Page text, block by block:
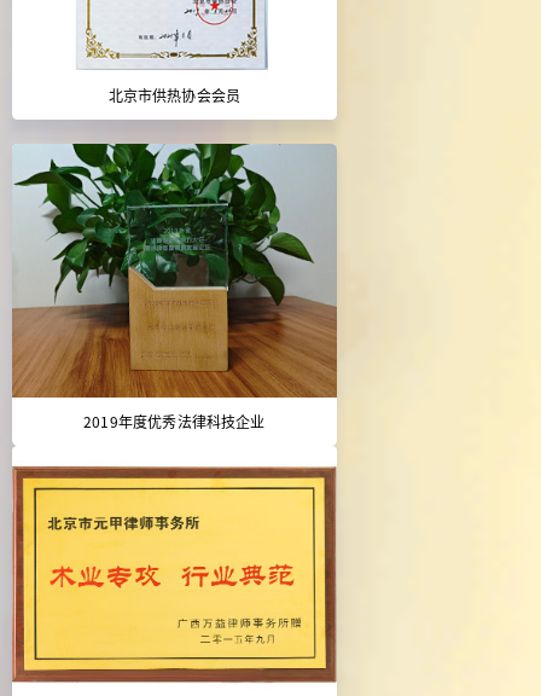
北京市供热协会会员
2019年度优秀法律科技企业